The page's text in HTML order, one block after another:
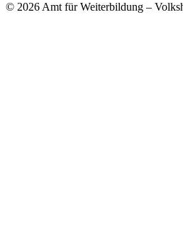
© 2026 Amt für Weiterbildung –